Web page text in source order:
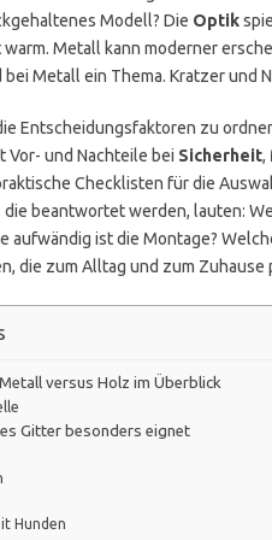
Modell? Die Optik
Metall kann moderner
Metall ein Thema. Kratzer und
Entscheidungsfaktoren zu
Vor- und Nachteile bei Sicherheit,
Checklisten für die
die beantwortet werden, lauten:
aufwändig ist die Montage?
die zum Alltag und zum Zuhause
versus Holz im Überblick
Gitter besonders eignet
Hunden